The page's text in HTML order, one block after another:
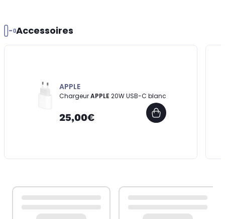
Accessoires
APPLE
ChargeurAPPLE 20W USB-C blanc
25,00€